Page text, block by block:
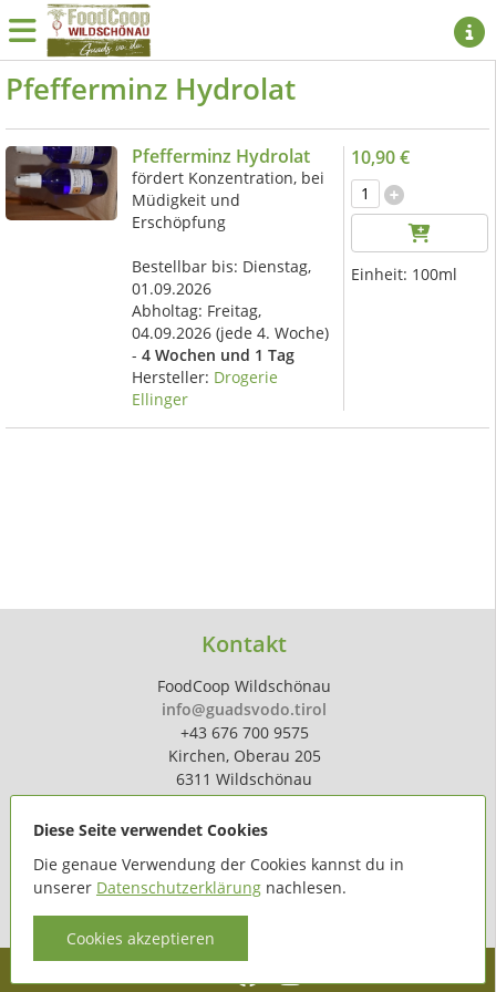
Pfefferminz Hydrolat
Pfefferminz Hydrolat
fördert Konzentration, bei
Müdigkeit und
Erschöpfung
Bestellbar bis: Dienstag,
01.09.2026
Abholtag: Freitag,
04.09.2026(jede 4. Woche)
- 4 Wochen und 1 Tag
Hersteller: Drogerie
Ellinger
10,90 €
Einheit: 100ml
Kontakt
FoodCoop Wildschönau
info@guadsvodo.tirol
+43 676 700 9575
Kirchen, Oberau 205
6311 Wildschönau
powered byhoferdigital.at
Diese Seite verwendet Cookies
Die genaue Verwendung der Cookies kannst du in
unserer Datenschutzerklärungnachlesen.
Cookies akzeptieren